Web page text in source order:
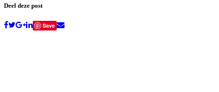
Deel deze post
Save